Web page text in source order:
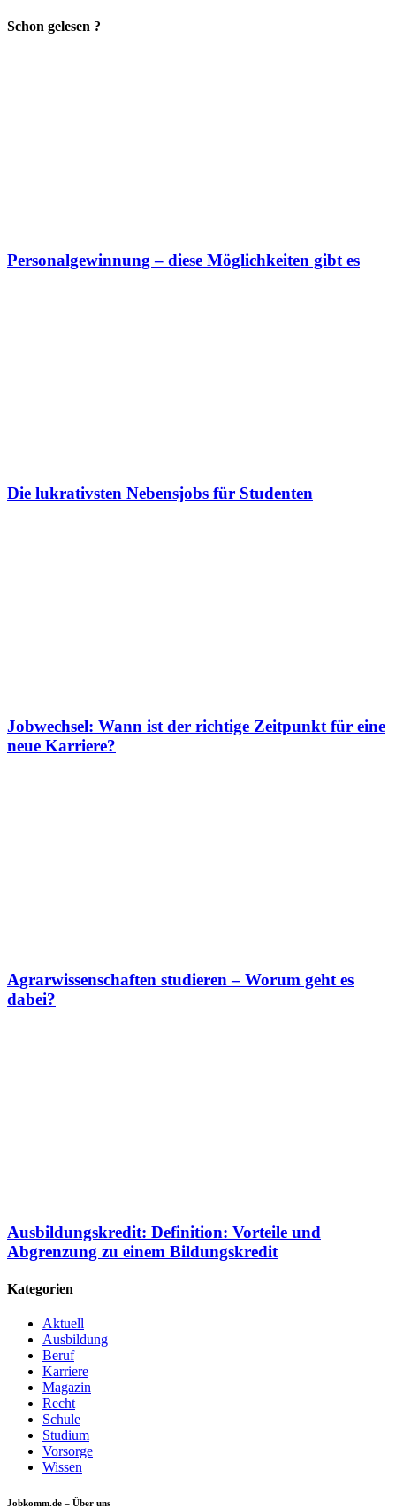
Schon gelesen ?
Personalgewinnung – diese Möglichkeiten gibt es
Die lukrativsten Nebensjobs für Studenten
Jobwechsel: Wann ist der richtige Zeitpunkt für eine
neue Karriere?
Agrarwissenschaften studieren – Worum geht es
dabei?
Ausbildungskredit: Definition: Vorteile und
Abgrenzung zu einem Bildungskredit
Kategorien
Aktuell
Ausbildung
Beruf
Karriere
Magazin
Recht
Schule
Studium
Vorsorge
Wissen
Jobkomm.de – Über uns